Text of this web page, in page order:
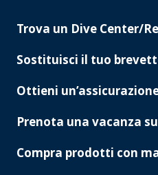
PADI
Trova un Dive Center/
Sostituisci il tuo
Ottieni
Prenota una vacanza
Compra prodotti con